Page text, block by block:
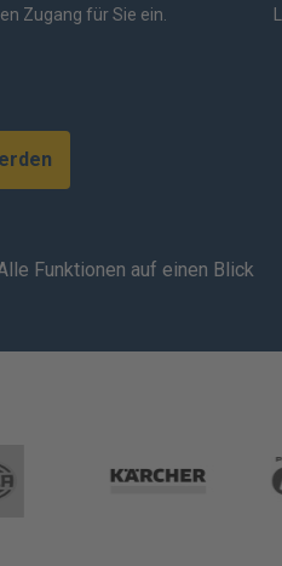
Zugang für Sie ein.
Funktionen auf einen Blick